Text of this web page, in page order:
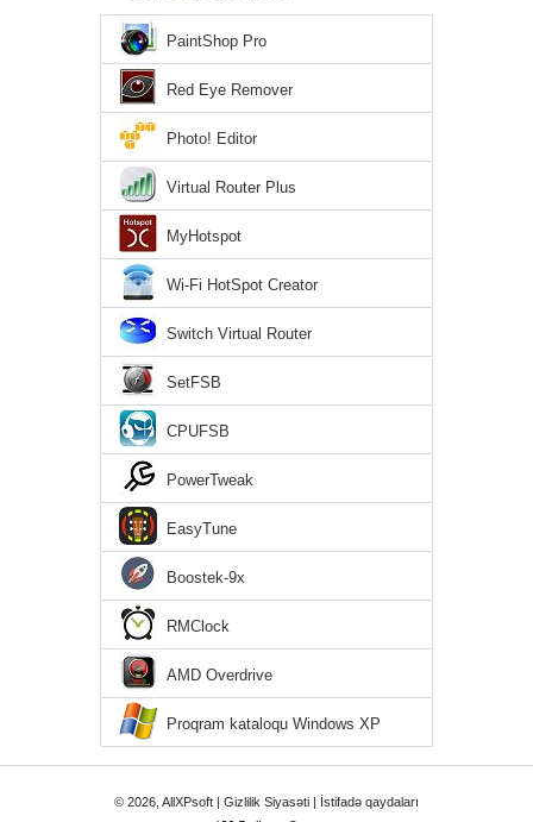
PaintShop Pro
Red Eye Remover
Photo! Editor
Virtual Router Plus
MyHotspot
Wi-Fi HotSpot Creator
Switch Virtual Router
SetFSB
CPUFSB
PowerTweak
EasyTune
Boostek-9x
RMClock
AMD Overdrive
Proqram kataloqu Windows XP
© 2026, AllXPsoft | Gizlilik Siyasəti | İstifadə qaydaları